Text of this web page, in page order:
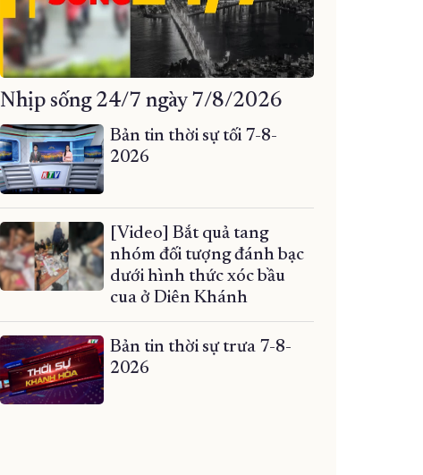
Nhịp sống 24/7 ngày 7/8/2026
Bản tin thời sự tối 7-8-
2026
[Video] Bắt quả tang
nhóm đối tượng đánh bạc
dưới hình thức xóc bầu
cua ở Diên Khánh
Bản tin thời sự trưa 7-8-
2026